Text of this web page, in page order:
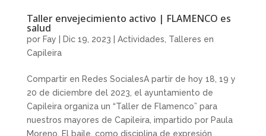
Taller envejecimiento activo | FLAMENCO es
salud
por Fay Dic 19, 2023 Actividades, Talleres en
Capileira
Compartir en Redes SocialesA partir de hoy 18, 19 y
20 de diciembre del 2023, el ayuntamiento de
Capileira organiza un “Taller de Flamenco” para
nuestros mayores de Capileira, impartido por Paula
Moreno. El baile, como disciplina de expresión